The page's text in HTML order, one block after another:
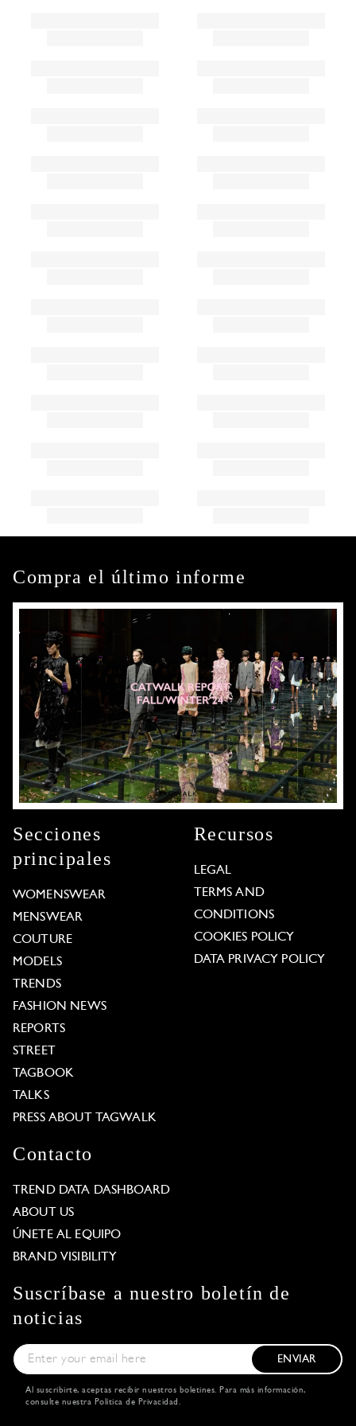
Compra el último informe
Secciones
principales
WOMENSWEAR
MENSWEAR
COUTURE
MODELS
TRENDS
FASHION NEWS
REPORTS
STREET
TAGBOOK
TALKS
PRESS ABOUT TAGWALK
Recursos
LEGAL
TERMS AND
CONDITIONS
COOKIES POLICY
DATA PRIVACY POLICY
Contacto
TREND DATA DASHBOARD
ABOUT US
ÚNETE AL EQUIPO
BRAND VISIBILITY
Suscríbase a nuestro boletín de
noticias
ENVIAR
Al suscribirte, aceptas recibir nuestros boletines. Para más información,
consulte nuestra Política de Privacidad .